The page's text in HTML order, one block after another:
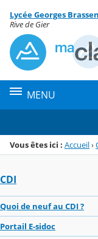
Menu de la
Contenu
Lycée Georges
Rive de Gier
MENU
Vous êtes ici : Accueil›
CDI
Quoi de neuf au CDI ?
Portail E-sidoc